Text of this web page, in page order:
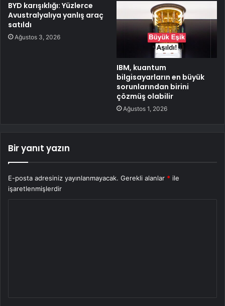
BYD karışıklığı: Yüzlerce
Avustralyalıya yanlış araç
satıldı
Ağustos 3, 2026
IBM, kuantum
bilgisayarların en büyük
sorunlarından birini
çözmüş olabilir
Ağustos 1, 2026
Bir yanıt yazın
E-posta adresiniz yayınlanmayacak. Gerekli alanlar * ile
işaretlenmişlerdir